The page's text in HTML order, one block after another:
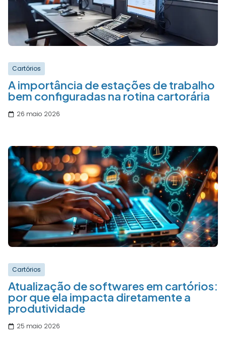
Cartórios
A importância de estações de trabalho
bem configuradas na rotina cartorária
26 maio 2026
Cartórios
Atualização de softwares em cartórios:
por que ela impacta diretamente a
produtividade
25 maio 2026